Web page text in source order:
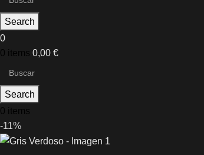
Search
0
0 items 0,00 €
Search
0 items
-11%